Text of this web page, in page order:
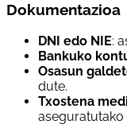
Dokumentazioa
DNI edo NIE:
Bankuko
Osasun
dute.
Txostena
aseguratutako